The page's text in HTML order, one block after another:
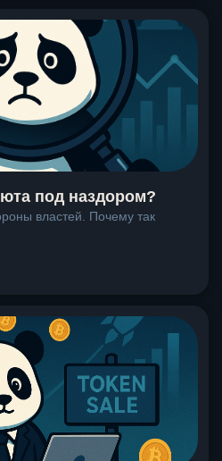
под наздором?
властей. Почему так